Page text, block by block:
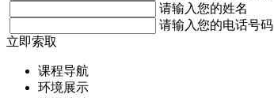
请输入您的姓名
请输入您的电话号码
立即索取
课程导航
环境展示